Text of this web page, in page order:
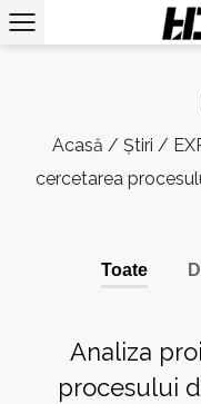
Acasă / Știri /
cercetarea
Toate
Analiza
procesului